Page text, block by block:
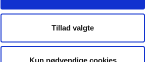
Tillad valgte
Kun nødvendige cookies